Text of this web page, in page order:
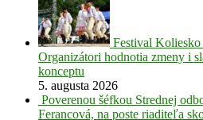
Festival Koliesko
Organizátori hodnotia zmeny i
konceptu
5. augusta 2026
Poverenou šéfkou Strednej
Ferancová, na poste riaditeľa